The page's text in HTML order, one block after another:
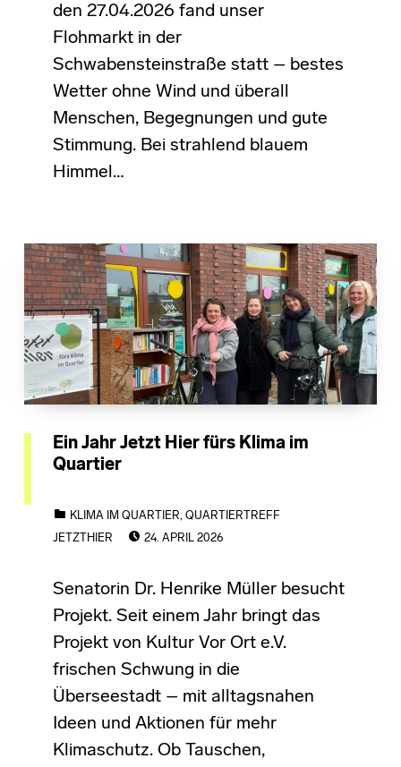
den 27.04.2026 fand unser
Flohmarkt in der
Schwabensteinstraße statt – bestes
Wetter ohne Wind und überall
Menschen, Begegnungen und gute
Stimmung. Bei strahlend blauem
Himmel…
Ein Jahr Jetzt Hier fürs Klima im
Quartier
KLIMA IM QUARTIER QUARTIERTREFF
JETZTHIER
24. APRIL 2026
Senatorin Dr. Henrike Müller besucht
Projekt. Seit einem Jahr bringt das
Projekt von Kultur Vor Ort e.V.
frischen Schwung in die
Überseestadt – mit alltagsnahen
Ideen und Aktionen für mehr
Klimaschutz. Ob Tauschen,